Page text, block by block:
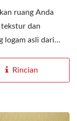
ruang Anda
dan
logam asli dari
Rincian